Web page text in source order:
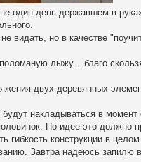
один день державшем в
видать, но в качестве
лыжу... благо
двух деревянных
накладываться в момент
По идее это должно
гибкость конструкции в
Завтра надеюсь запилю